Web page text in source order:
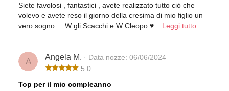
Siete favolosi , fantastici , avete realizzato tutto ciò che
volevo e avete reso il giorno della cresima di mio figlio un
vero sogno ... W gli Scacchi e W Cleopo ♥️... Leggi tutto
A Angela M. · Data nozze: 06/06/2024
5.0
Top per il mio compleanno